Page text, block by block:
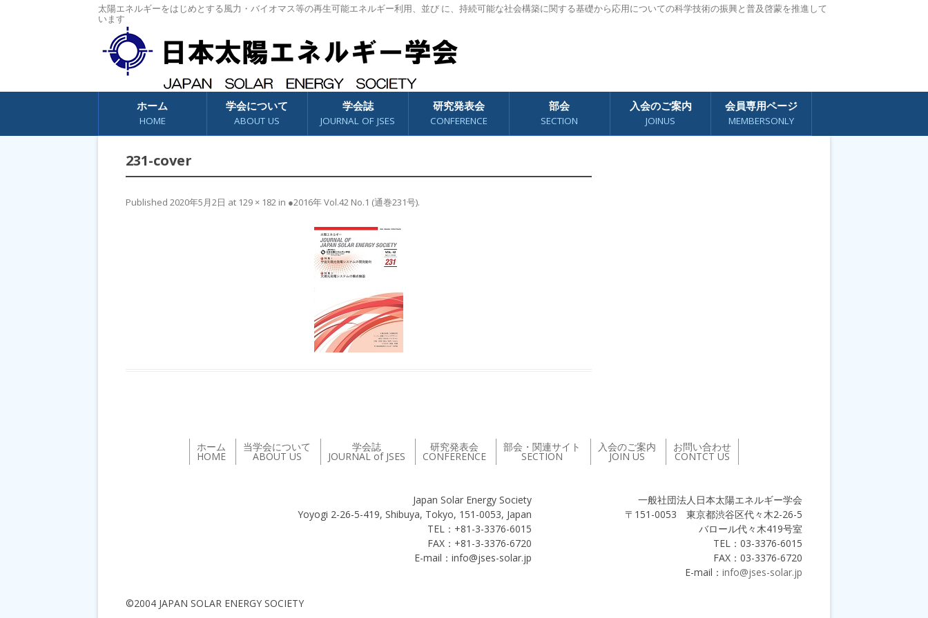
太陽エネルギーをはじめとする風力・バイオマス等の再生可能エネルギー利用、並び に、持続可能な社会構築に関する基礎から応用についての科学技術の振興と普及啓蒙を推進して
います
コンテンツへスキップ
ホーム
HOME
学会について
ABOUT US
学会誌
JOURNAL OF JSES
研究発表会
CONFERENCE
部会
SECTION
入会のご案内
JOINUS
会員専用ページ
MEMBERSONLY
231-cover
Published 2020年5月2日 at 129 × 182 in ●2016年 Vol.42 No.1 (通巻231号).
ホーム
HOME
当学会について
ABOUT US
学会誌
JOURNAL of JSES
研究発表会
CONFERENCE
部会・関連サイト
SECTION
入会のご案内
JOIN US
お問い合わせ
CONTCT US
一般社団法人日本太陽エネルギー学会
〒151-0053 東京都渋谷区代々木2-26-5
バロール代々木419号室
TEL：03-3376-6015
FAX：03-3376-6720
E-mail： info@jses-solar.jp
Japan Solar Energy Society
Yoyogi 2-26-5-419, Shibuya, Tokyo, 151-0053, Japan
TEL：+81-3-3376-6015
FAX：+81-3-3376-6720
E-mail：info@jses-solar.jp
©2004 JAPAN SOLAR ENERGY SOCIETY